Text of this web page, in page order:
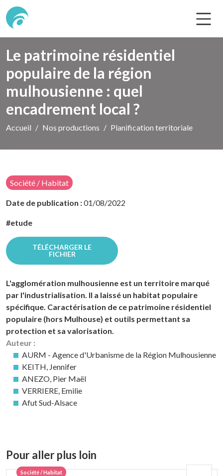
Le patrimoine résidentiel
populaire de la région
mulhousienne : quel
encadrement local ?
Accueil Nos productions Planification territoriale
Société / Habitat
Date de publication :01/08/2022
#etude
TÉLÉCHARGER LE
FICHIER
L'agglomération mulhousienne est un territoire marqué
par l'industrialisation. Il a laissé un habitat populaire
spécifique. Caractérisation de ce patrimoine résidentiel
populaire (hors Mulhouse) et outils permettant sa
protection et sa valorisation.
Auteur :
AURM - Agence d'Urbanisme de la Région Mulhousienne
KEITH, Jennifer
ANEZO, Pier Maël
VERRIERE, Emilie
Afut Sud-Alsace
Pour aller plus loin
Société / Habitat